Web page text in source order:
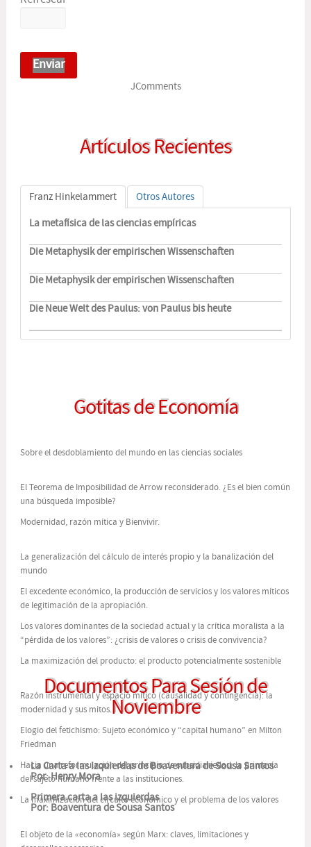
Enviar
JComments
Artículos Recientes
Franz Hinkelammert Otros Autores
La metafísica de las ciencias empíricas
Die Metaphysik der empirischen Wissenschaften
Die Metaphysik der empirischen Wissenschaften
Die Neue Welt des Paulus: von Paulus bis heute
Gotitas de Economía
Sobre el desdoblamiento del mundo en las ciencias sociales
El Teorema de Imposibilidad de Arrow reconsiderado. ¿Es el bien común
una búsqueda imposible?
Modernidad, razón mítica y Bienvivir.
La generalización del cálculo de interés propio y la banalización del
mundo
El excedente económico, la producción de servicios y los valores míticos
de legitimación de la apropiación.
Los valores dominantes de la sociedad actual y la crítica moralista a la
“pérdida de los valores”: ¿crisis de valores o crisis de convivencia?
La maximización del producto: el producto potencialmente sostenible
Razón instrumental y espacio mítico (causalidad y contingencia): la
modernidad y sus mitos.
Elogio del fetichismo: Sujeto económico y “capital humano” en Milton
Friedman
Hacia una reformulación del principio de subsidiariedad: la primacía
del sujeto humano frente a las instituciones.
La maximización del circuito económico y el problema de los valores
El objeto de la «economía» según Marx: claves, limitaciones y
Documentos Para Sesión de
Noviembre
La Carta a las izquierdas de Boaventura de Sousa Santos
Por: Henry Mora
Primera carta a las izquierdas
Por: Boaventura de Sousa Santos